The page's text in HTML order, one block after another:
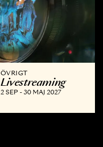
ÖVRIGT
Livestreaming
2 SEP - 30 MAJ 2027